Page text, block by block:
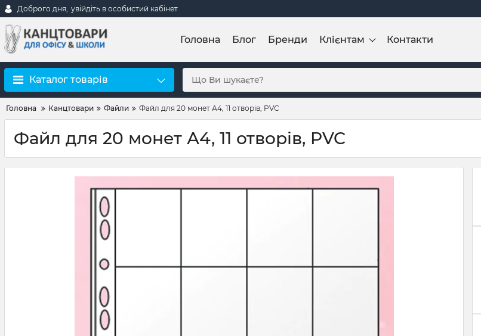
Доброго дня, увійдіть в особистий кабінет
Головна Блог Бренди Клієнтам Контакти
Каталог товарів
Головна Канцтовари Файли Файл для 20 монет А4, 11 отворів, PVC
Файл для 20 монет А4, 11 отворів, PVC